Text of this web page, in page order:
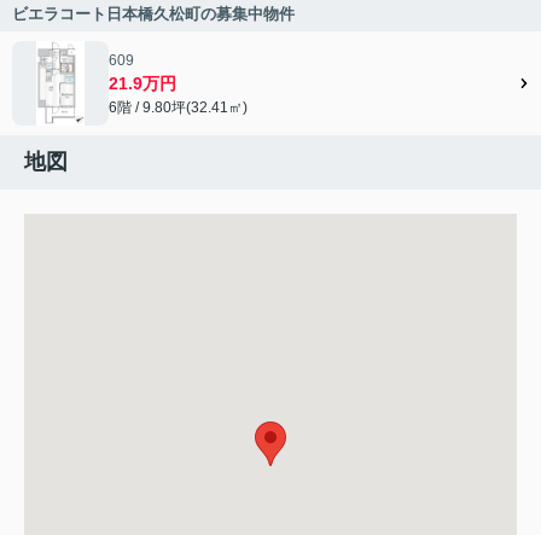
ビエラコート日本橋久松町の募集中物件
609
21.9万円
6階 / 9.80坪(32.41㎡)
地図